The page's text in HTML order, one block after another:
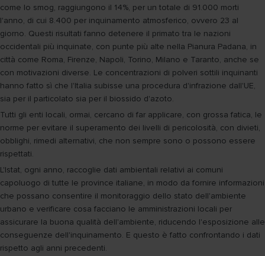
come lo smog, raggiungono il 14%, per un totale di 91.000 morti
l'anno, di cui 8.400 per inquinamento atmosferico, ovvero 23 al
giorno. Questi risultati fanno detenere il primato tra le nazioni
occidentali più inquinate, con punte più alte nella Pianura Padana, in
città come Roma, Firenze, Napoli, Torino, Milano e Taranto, anche se
con motivazioni diverse. Le concentrazioni di polveri sottili inquinanti
hanno fatto sì che l'Italia subisse una procedura d'infrazione dall'UE,
sia per il particolato sia per il biossido d'azoto.
Tutti gli enti locali, ormai, cercano di far applicare, con grossa fatica, le
norme per evitare il superamento dei livelli di pericolosità, con divieti,
obblighi, rimedi alternativi, che non sempre sono o possono essere
rispettati.
L'Istat, ogni anno, raccoglie dati ambientali relativi ai comuni
capoluogo di tutte le province italiane, in modo da fornire informazioni
che possano consentire il monitoraggio dello stato dell'ambiente
urbano e verificare cosa facciano le amministrazioni locali per
assicurare la buona qualità dell'ambiente, riducendo l'esposizione alle
conseguenze dell'inquinamento. E questo è fatto confrontando i dati
rispetto agli anni precedenti.